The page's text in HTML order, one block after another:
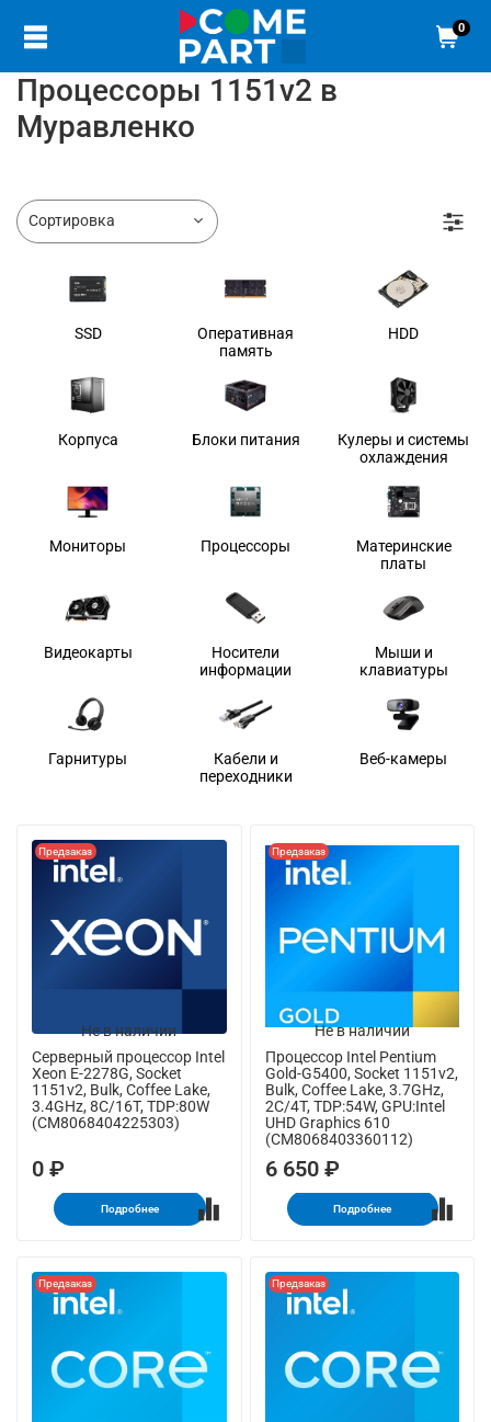
0
Процессоры 1151v2 в
Муравленко
SSD
Оперативная
память
HDD
Корпуса Блоки питания
Кулеры и системы
охлаждения
Мониторы Процессоры
Материнские
платы
Видеокарты
Носители
информации
Мыши и
клавиатуры
Гарнитуры
Кабели и
переходники
Веб-камеры
Не в наличии
Предзаказ
Серверный процессор Intel
Xeon E-2278G, Socket
1151v2, Bulk, Coffee Lake,
3.4GHz, 8C/16T, TDP:80W
(CM8068404225303)
0 ₽
Подробнее
Не в наличии
Предзаказ
Процессор Intel Pentium
Gold-G5400, Socket 1151v2,
Bulk, Coffee Lake, 3.7GHz,
2C/4T, TDP:54W, GPU:Intel
UHD Graphics 610
(CM8068403360112)
6 650 ₽
Подробнее
Предзаказ Предзаказ